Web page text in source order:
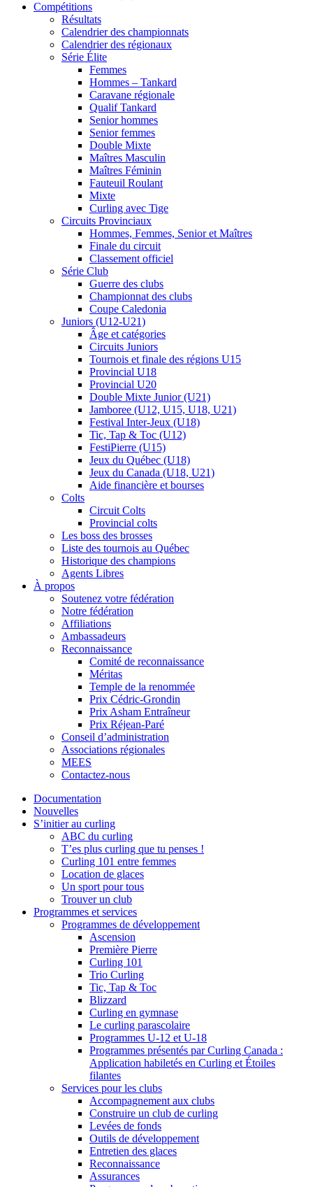
Compétitions
Résultats
Calendrier des championnats
Calendrier des régionaux
Série Élite
Femmes
Hommes – Tankard
Caravane régionale
Qualif Tankard
Senior hommes
Senior femmes
Double Mixte
Maîtres Masculin
Maîtres Féminin
Fauteuil Roulant
Mixte
Curling avec Tige
Circuits Provinciaux
Hommes, Femmes, Senior et Maîtres
Finale du circuit
Classement officiel
Série Club
Guerre des clubs
Championnat des clubs
Coupe Caledonia
Juniors (U12-U21)
Âge et catégories
Circuits Juniors
Tournois et finale des régions U15
Provincial U18
Provincial U20
Double Mixte Junior (U21)
Jamboree (U12, U15, U18, U21)
Festival Inter-Jeux (U18)
Tic, Tap & Toc (U12)
FestiPierre (U15)
Jeux du Québec (U18)
Jeux du Canada (U18, U21)
Aide financière et bourses
Colts
Circuit Colts
Provincial colts
Les boss des brosses
Liste des tournois au Québec
Historique des champions
Agents Libres
À propos
Soutenez votre fédération
Notre fédération
Affiliations
Ambassadeurs
Reconnaissance
Comité de reconnaissance
Méritas
Temple de la renommée
Prix Cédric-Grondin
Prix Asham Entraîneur
Prix Réjean-Paré
Conseil d’administration
Associations régionales
MEES
Contactez-nous
Documentation
Nouvelles
S’initier au curling
ABC du curling
T’es plus curling que tu penses !
Curling 101 entre femmes
Location de glaces
Un sport pour tous
Trouver un club
Programmes et services
Programmes de développement
Ascension
Première Pierre
Curling 101
Trio Curling
Tic, Tap & Toc
Blizzard
Curling en gymnase
Le curling parascolaire
Programmes U-12 et U-18
Programmes présentés par Curling Canada :
Application habiletés en Curling et Étoiles
filantes
Services pour les clubs
Accompagnement aux clubs
Construire un club de curling
Levées de fonds
Outils de développement
Entretien des glaces
Reconnaissance
Assurances